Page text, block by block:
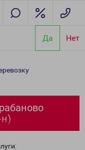
Да Нет